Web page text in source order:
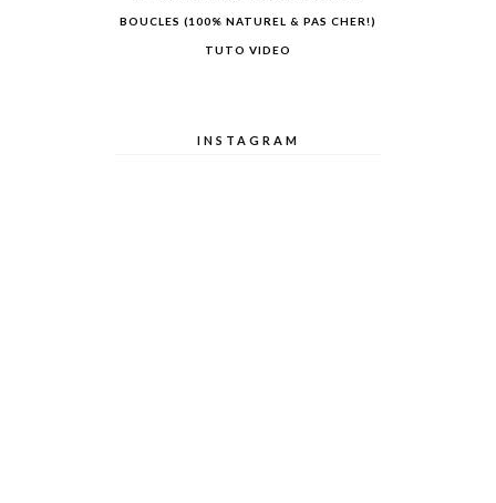
BOUCLES (100% NATUREL & PAS CHER!)
TUTO VIDEO
INSTAGRAM